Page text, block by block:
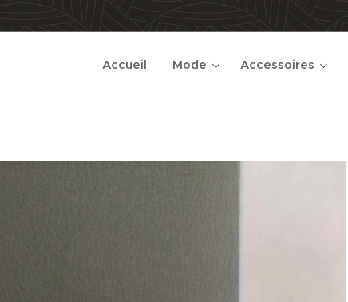
Accueil Mode Accessoires